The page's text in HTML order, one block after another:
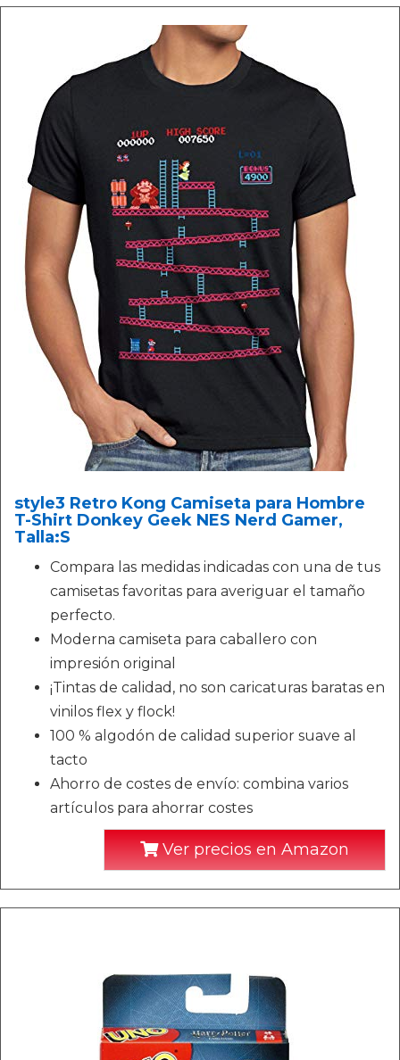
style3 Retro Kong Camiseta para Hombre
T-Shirt Donkey Geek NES Nerd Gamer,
Talla:S
Compara las medidas indicadas con una de tus
camisetas favoritas para averiguar el tamaño
perfecto.
Moderna camiseta para caballero con
impresión original
¡Tintas de calidad, no son caricaturas baratas en
vinilos flex y flock!
100 % algodón de calidad superior suave al
tacto
Ahorro de costes de envío: combina varios
artículos para ahorrar costes
Ver precios en Amazon